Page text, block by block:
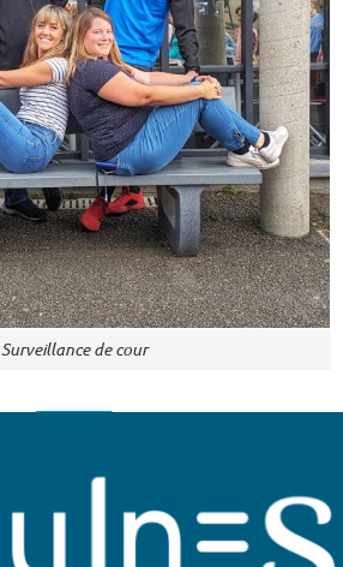
Surveillance de cour